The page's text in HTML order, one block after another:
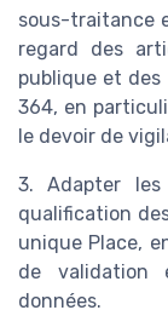
sous-traitance
regard des
publique et
364, en
le devoir de
3. Adapter
qualification
unique Place,
de validation
données.